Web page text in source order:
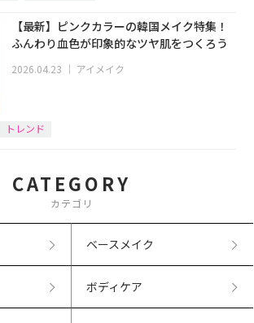
【最新】ピンクカラーの韓国メイク特集！
ふんわり血色が印象的なツヤ肌をつくろう
2026.04.23 アイメイク
トレンド
CATEGORY
カテゴリ
ベースメイク
ボディケア